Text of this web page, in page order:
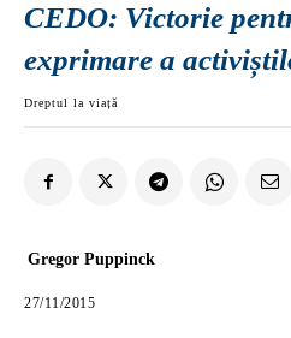
CEDO: Victorie
exprimare a
Dreptul la viață
Gregor Puppinck
27/11/2015